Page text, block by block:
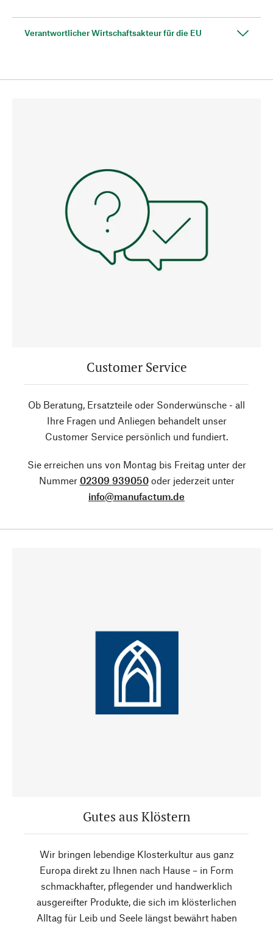
Verantwortlicher Wirtschaftsakteur für die EU
Customer Service
Ob Beratung, Ersatzteile oder Sonderwünsche - all
Ihre Fragen und Anliegen behandelt unser
Customer Service persönlich und fundiert.
Sie erreichen uns von Montag bis Freitag unter der
Nummer 02309 939050oder jederzeit unter
info@manufactum.de
Gutes aus Klöstern
Wir bringen lebendige Klosterkultur aus ganz
Europa direkt zu Ihnen nach Hause – in Form
schmackhafter, pflegender und handwerklich
ausgereifter Produkte, die sich im klösterlichen
Alltag für Leib und Seele längst bewährt haben